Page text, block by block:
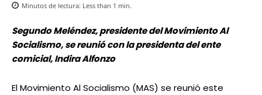
Minutos de lectura: Less than 1 min.
Segundo Meléndez, presidente del Movimiento Al
Socialismo, se reunió con la presidenta del ente
comicial, Indira Alfonzo
El Movimiento Al Socialismo (MAS) se reunió este